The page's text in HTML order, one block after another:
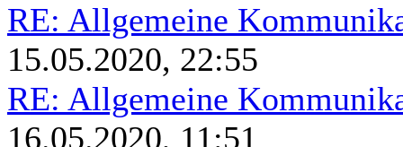
RE: Allgemeine
15.05.2020, 22:55
RE: Allgemeine
16.05.2020, 11:51